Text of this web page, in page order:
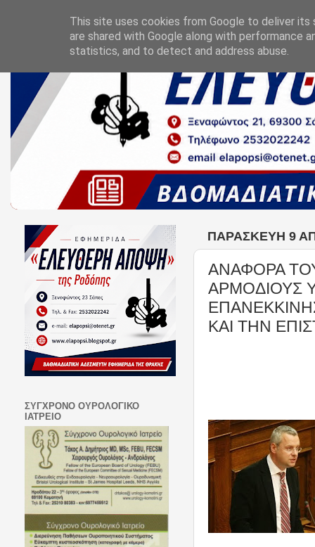
ΠΑΡΑΣΚΕΥΉ 9
ΑΝΑΦΟΡΑ
ΑΡΜΟΔΙΟΥΣ
ΚΑΙ ΤΗΝ
ΣΥΓΧΡΟΝΟ ΟΥΡΟΛΟΓΙΚΟ
ΙΑΤΡΕΙΟ
This site uses cookies from Google to deliver its
are shared with Google along with performance
statistics, and to detect and address abuse.